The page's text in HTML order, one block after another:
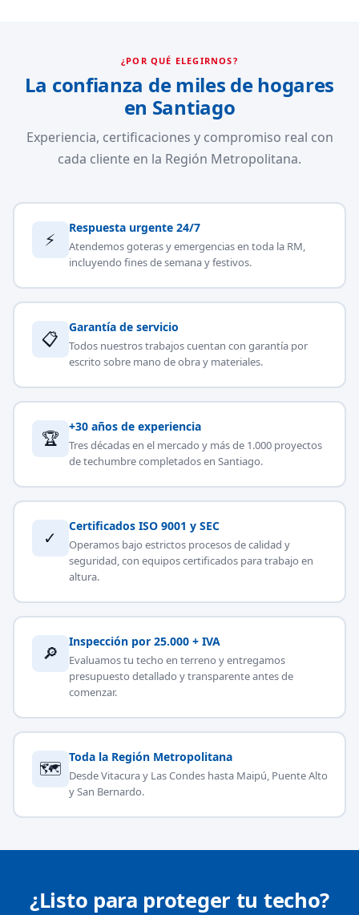
¿POR QUÉ ELEGIRNOS?
La confianza de miles de hogares
en Santiago
Experiencia, certificaciones y compromiso real con
cada cliente en la Región Metropolitana.
⚡
Respuesta urgente 24/7
Atendemos goteras y emergencias en toda la RM,
incluyendo fines de semana y festivos.
📋
Garantía de servicio
Todos nuestros trabajos cuentan con garantía por
escrito sobre mano de obra y materiales.
🏆
+30 años de experiencia
Tres décadas en el mercado y más de 1.000 proyectos
de techumbre completados en Santiago.
✓
Certificados ISO 9001 y SEC
Operamos bajo estrictos procesos de calidad y
seguridad, con equipos certificados para trabajo en
altura.
🔎
Inspección por 25.000 + IVA
Evaluamos tu techo en terreno y entregamos
presupuesto detallado y transparente antes de
comenzar.
🗺
Toda la Región Metropolitana
Desde Vitacura y Las Condes hasta Maipú, Puente Alto
y San Bernardo.
¿Listo para proteger tu techo?